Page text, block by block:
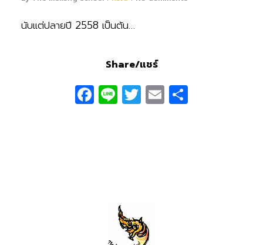
นับแต่ปลายปี 2558 เป็นต้น…
Share/แชร์
Facebook
LineTwitter
Email